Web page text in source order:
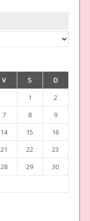
V S
D
1
2
7 8
9
14 15
16
21 22
23
28 29
30